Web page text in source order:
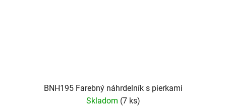
BNH195 Farebný náhrdelník s pierkami
Skladom (7 ks)